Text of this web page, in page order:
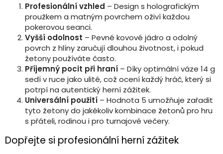
Profesionální vzhled – Design s holografickým
proužkem a matným povrchem oživí každou
pokerovou seanci.
Vyšší odolnost – Pevné kovové jádro a odolný
povrch z hlíny zaručují dlouhou životnost, i pokud
žetony používáte často.
Příjemný pocit při hraní – Díky optimální váze 14 g
sedí v ruce jako ulité, což ocení každý hráč, který si
potrpí na autentický herní zážitek.
Universální použití – Hodnota 5 umožňuje zařadit
tyto žetony do jakékoliv kombinace žetonů pro hru
s přáteli, rodinou i pro turnajové večery.
Dopřejte si profesionální herní zážitek